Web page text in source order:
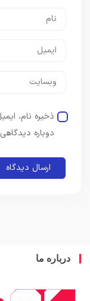
ذخیره نام، ایمیل و
دوباره دیدگاهی
ما